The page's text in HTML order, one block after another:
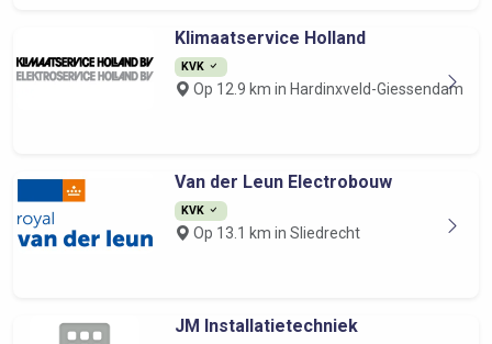
Klimaatservice Holland
KVK
Op 12.9 km in Hardinxveld-Giessendam
Van der Leun Electrobouw
KVK
Op 13.1 km in Sliedrecht
JM Installatietechniek